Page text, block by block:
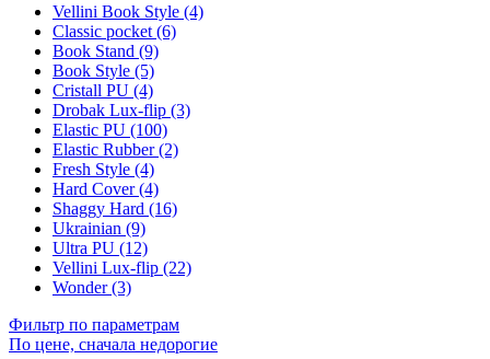
Vellini Book Style (4)
Classic pocket (6)
Book Stand (9)
Book Style (5)
Cristall PU (4)
Drobak Lux-flip (3)
Elastic PU (100)
Elastic Rubber (2)
Fresh Style (4)
Hard Cover (4)
Shaggy Hard (16)
Ukrainian (9)
Ultra PU (12)
Vellini Lux-flip (22)
Wonder (3)
Фильтр по параметрам
По цене, сначала недорогие